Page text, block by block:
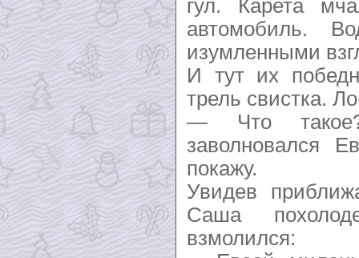
гул. Карета
автомобиль.
изумленными
И тут их
трель свистка.
— Что
заволновался
покажу.
Увидев
Саша
взмолился: